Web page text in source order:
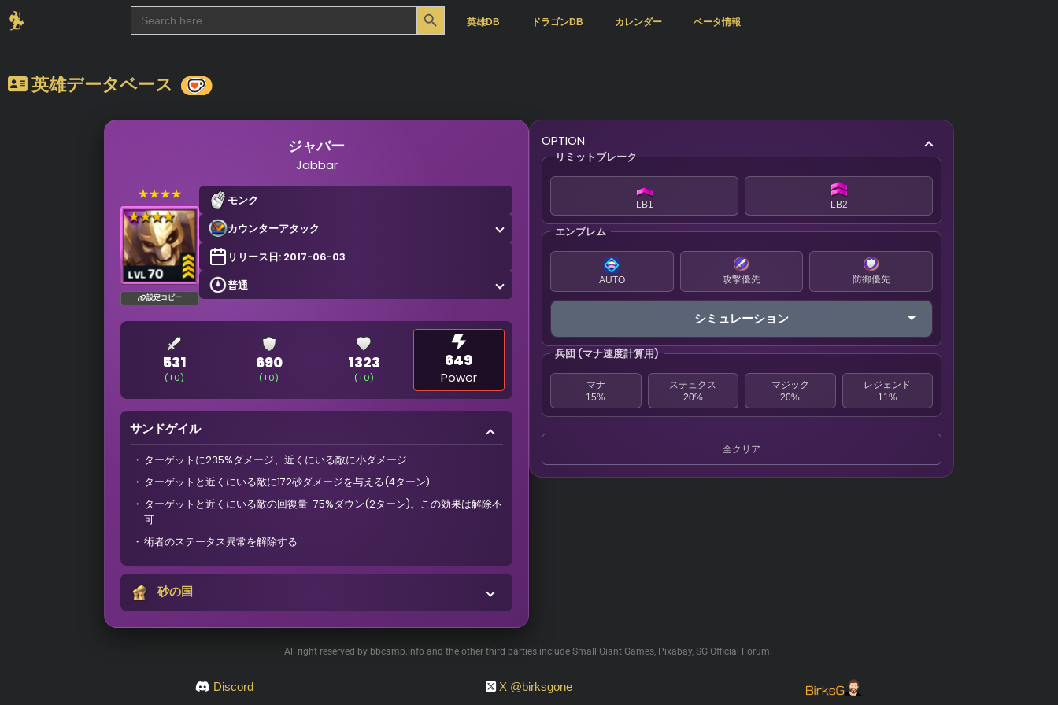
Search
for:
Search Button
英雄DB ドラゴンDB カレンダー ベータ情報
英雄データベース
ジャバー
Jabbar
★★★★
設定コピー
モンク
カウンターアタック
リリース日: 2017-06-03
普通
531
(+0)
690
(+0)
1323
(+0)
649
Power
サンドゲイル
ターゲットに235%ダメージ、近くにいる敵に小ダメージ
ターゲットと近くにいる敵に172砂ダメージを与える(4ターン)
ターゲットと近くにいる敵の回復量-75%ダウン(2ターン)。この効果は解除不
可
術者のステータス異常を解除する
砂の国
OPTION
リミットブレーク
LB1 LB2
エンブレム
AUTO 攻撃優先 防御優先
シミュレーション
兵団 (マナ速度計算用)
マナ
15%
ステュクス
20%
マジック
20%
レジェンド
11%
全クリア
All right reserved by bbcamp.info and the other third parties include Small Giant Games, Pixabay, SG Official Forum.
Discord X @birksgone